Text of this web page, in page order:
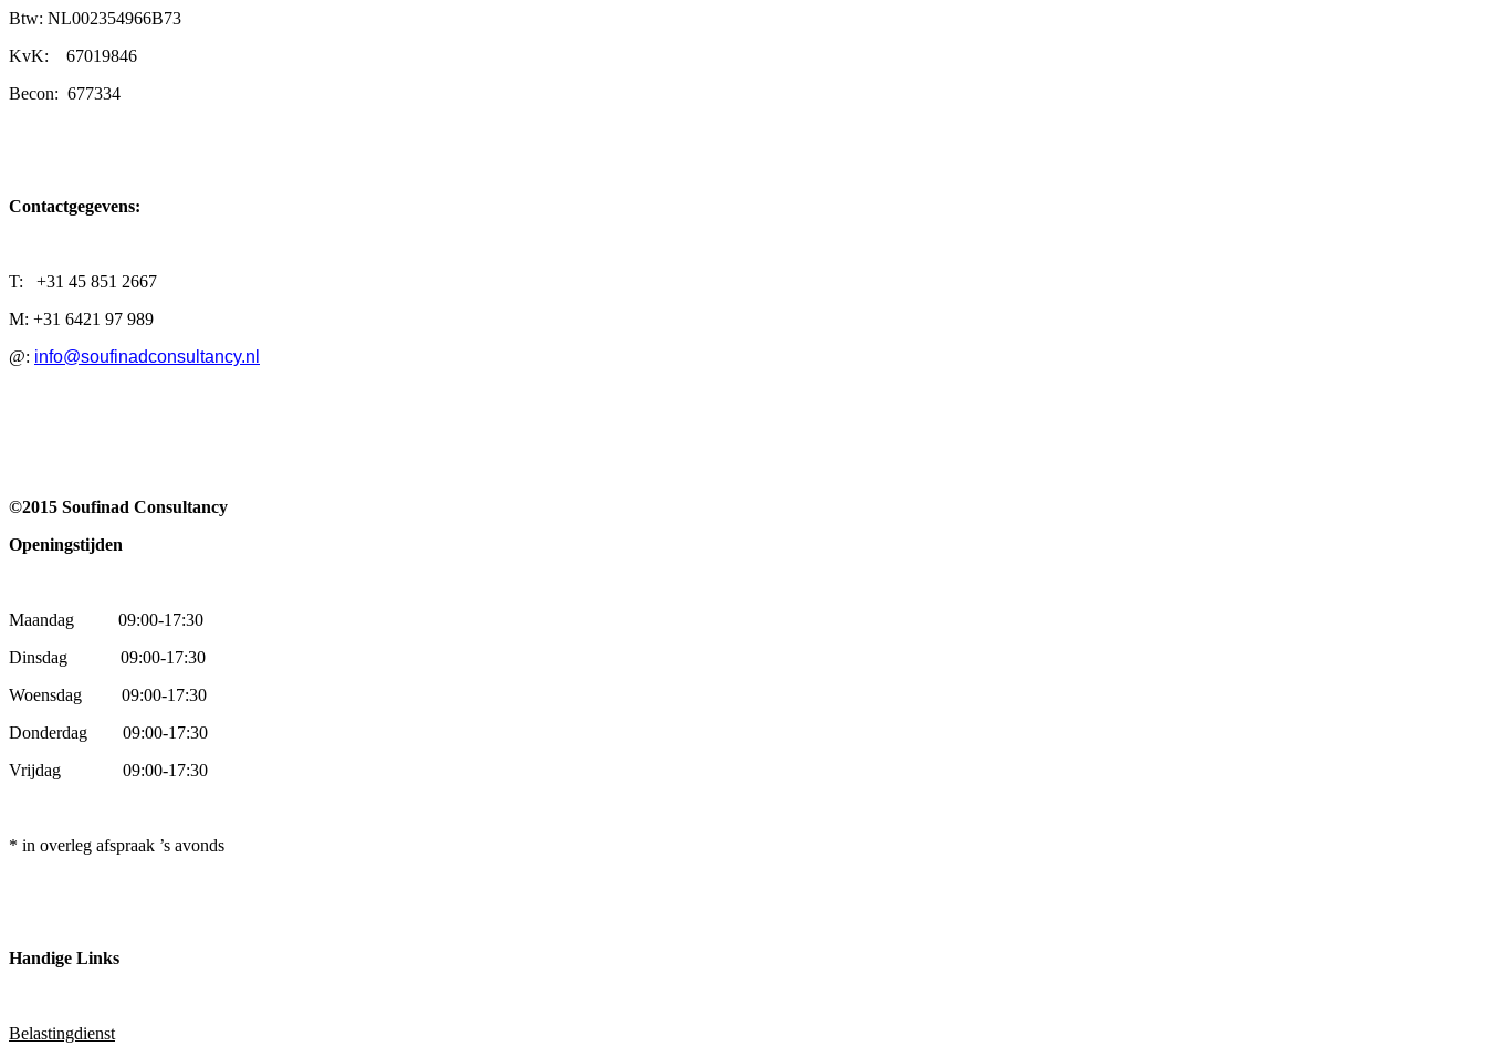
Btw: NL002354966B73
KvK: 67019846
Becon: 677334
Contactgegevens:
T: +31 45 851 2667
M: +31 6421 97 989
@: info@soufinadconsultancy.nl
©2015 Soufinad Consultancy
Openingstijden
Maandag 09:00-17:30
Dinsdag 09:00-17:30
Woensdag 09:00-17:30
Donderdag 09:00-17:30
Vrijdag 09:00-17:30
* in overleg afspraak ’s avonds
Handige Links
Belastingdienst